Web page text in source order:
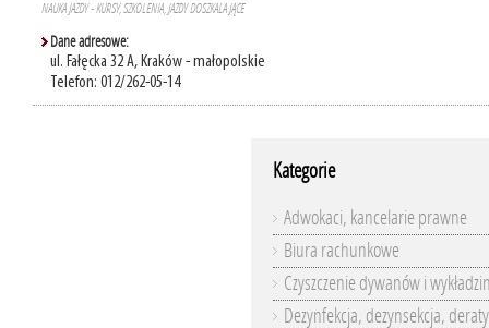
NAUKA JAZDY - KURSY, SZKOLENIA, JAZDY DOSZKALAJĄCE
Dane adresowe:
ul. Fałęcka 32 A, Kraków - małopolskie
Telefon: 012/262-05-14
Kategorie
Adwokaci, kancelarie prawne
Biura rachunkowe
Czyszczenie dywanów i
Dezynfekcja, dezynsekcja,